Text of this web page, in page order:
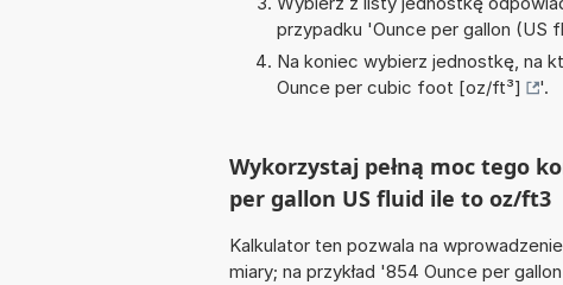
przypadku 'Ounce per gallon (US
Na koniec wybierz jednostkę, na
Ounce per cubic foot [oz/ft³]
'.
Wykorzystaj pełną moc tego
per gallon US fluid ile to oz/ft3
Kalkulator ten pozwala na
miary; na przykład '854 Ounce per